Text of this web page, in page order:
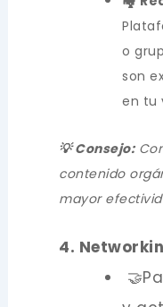
o
son
en tu
💡 Consejo:
contenido
mayor
4.